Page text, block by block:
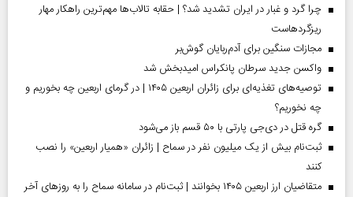
چرا گرد و غبار در ایران تشدید شد؟ | حقابه تالاب‌ها مهم‌ترین راهکار مهار
ریزگردهاست
مجازات سنگین برای آدم‌ربایان گوش‌بر
واکسن جدید سرطان پانکراس امیدبخش شد
توصیه‌های تغذیه‌ای برای زائران اربعین ۱۴۰۵ | در گرمای اربعین چه بخوریم و
چه نخوریم؟
گره قتل در دی‌جی پارتی با ۵۰ قسم باز می‌شود
ثبت‌نام بیش از یک میلیون نفر در سماح | زائران «همیار اربعین» را نصب
کنند
متقاضیان ارز اربعین ۱۴۰۵ بخوانند | ثبت‌نام در سامانه سماح را به روز‌های آخر